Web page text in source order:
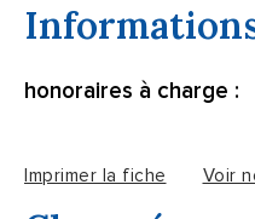
honoraires à charge :
Imprimer la fiche Voir